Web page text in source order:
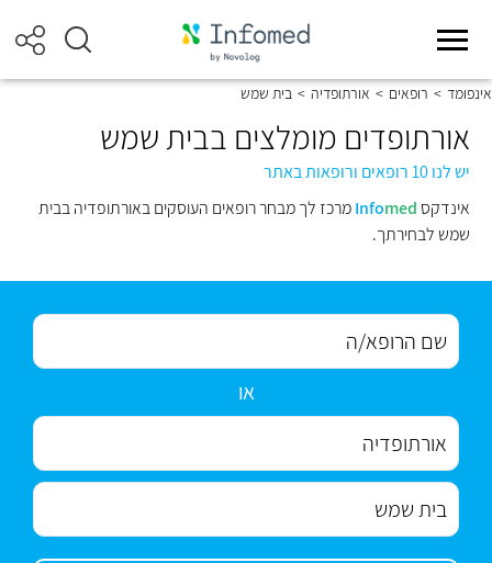
אינפומד > רופאים > אורתופדיה > בית שמש
אורתופדים מומלצים בבית שמש
יש לנו 10 רופאים ורופאות באתר
אינדקס
Infomed
מרכז לך מבחר רופאים העוסקים באורתופדיה בבית
שמש לבחירתך.
או